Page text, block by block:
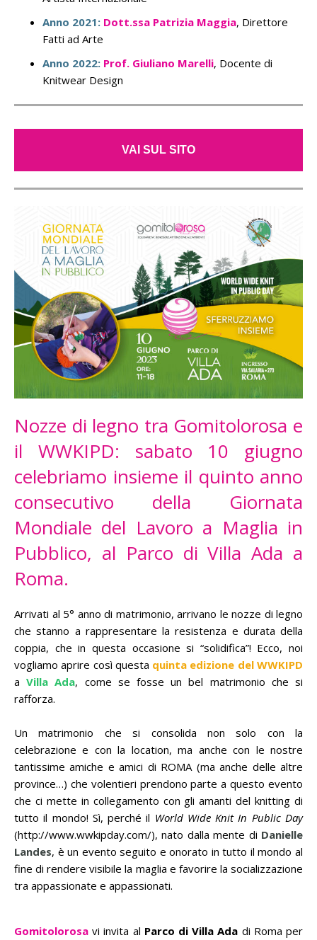
Anno 2021: Dott.ssa Patrizia Maggia, Direttore
Fatti ad Arte
Anno 2022: Prof. Giuliano Marelli, Docente di
Knitwear Design
VAI SUL SITO
Nozze di legno tra Gomitolorosa e
il WWKIPD: sabato 10 giugno
celebriamo insieme il quinto anno
consecutivo della Giornata
Mondiale del Lavoro a Maglia in
Pubblico, al Parco di Villa Ada a
Roma.
Arrivati al 5° anno di matrimonio, arrivano le nozze di legno
che stanno a rappresentare la resistenza e durata della
coppia, che in questa occasione si “solidifica”! Ecco, noi
vogliamo aprire così questa quinta edizione del WWKIPD
aVilla Ada, come se fosse un bel matrimonio che si
rafforza.
Un matrimonio che si consolida non solo con la
celebrazione e con la location, ma anche con le nostre
tantissime amiche e amici di ROMA (ma anche delle altre
province…) che volentieri prendono parte a questo evento
che ci mette in collegamento con gli amanti del knitting di
tutto il mondo! Sì, perché il World Wide Knit In Public Day
(http://www.wwkipday.com/), nato dalla mente di Danielle
Landes, è un evento seguito e onorato in tutto il mondo al
fine di rendere visibile la maglia e favorire la socializzazione
tra appassionate e appassionati.
Gomitolorosa vi invita al Parco di Villa Ada di Roma per